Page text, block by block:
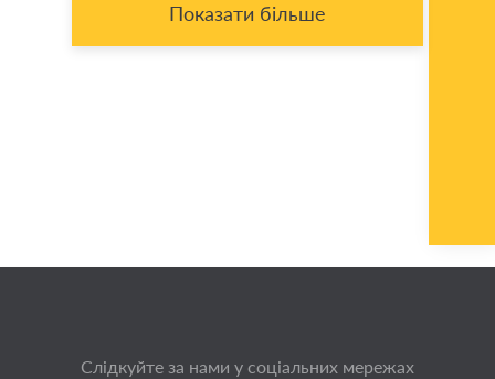
Показати більше
Слідкуйте за нами у соціальних мережах